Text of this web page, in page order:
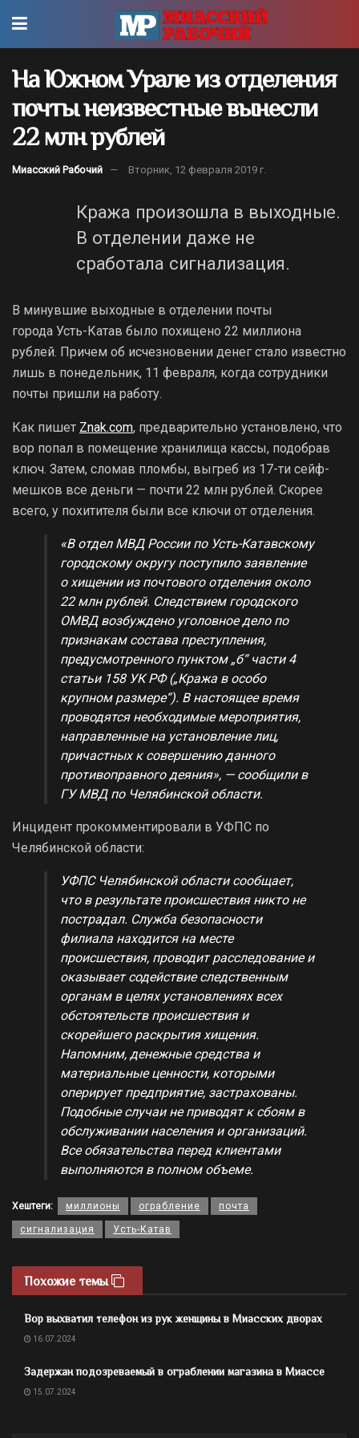
На Южном Урале из отделения
почты неизвестные вынесли
22 млн рублей
Миасский Рабочий Вторник, 12 февраля 2019 г.
Кража произошла в выходные.
В отделении даже не
сработала сигнализация.
В минувшие выходные в отделении почты
города Усть-Катав было похищено 22 миллиона
рублей. Причем об исчезновении денег стало известно
лишь в понедельник, 11 февраля, когда сотрудники
почты пришли на работу.
Как пишет Znak.com, предварительно установлено, что
вор попал в помещение хранилища кассы, подобрав
ключ. Затем, сломав пломбы, выгреб из 17-ти сейф-
мешков все деньги — почти 22 млн рублей. Скорее
всего, у похитителя были все ключи от отделения.
«В отдел МВД России по Усть-Катавскому
городскому округу поступило заявление
о хищении из почтового отделения около
22 млн рублей. Следствием городского
ОМВД возбуждено уголовное дело по
признакам состава преступления,
предусмотренного пунктом „б“ части 4
статьи 158 УК РФ („Кража в особо
крупном размере“). В настоящее время
проводятся необходимые мероприятия,
направленные на установление лиц,
причастных к совершению данного
противоправного деяния», — сообщили в
ГУ МВД по Челябинской области.
Инцидент прокомментировали в УФПС по
Челябинской области:
УФПС Челябинской области сообщает,
что в результате происшествия никто не
пострадал. Служба безопасности
филиала находится на месте
происшествия, проводит расследование и
оказывает содействие следственным
органам в целях установлениях всех
обстоятельств происшествия и
скорейшего раскрытия хищения.
Напомним, денежные средства и
материальные ценности, которыми
оперирует предприятие, застрахованы.
Подобные случаи не приводят к сбоям в
обслуживании населения и организаций.
Все обязательства перед клиентами
выполняются в полном объеме.
Хештеги: миллионы ограбление почта
сигнализация Усть-Катав
Похожие темы
Вор выхватил телефон из рук женщины в Миасских дворах
16.07.2024
Задержан подозреваемый в ограблении магазина в Миассе
15.07.2024